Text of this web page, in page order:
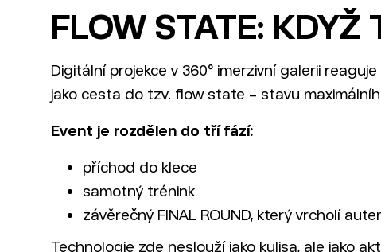
FLOW STATE: KDYŽ
Digitální projekce v 360° imerzivní galerii
jako cesta do tzv. flow state – stavu
Event je rozdělen do tří fází:
příchod do klece
samotný trénink
závěrečný FINAL ROUND, který vrcholí
Technologie zde neslouží jako kulisa, ale jako